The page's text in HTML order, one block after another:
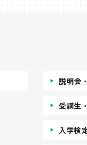
説明会
受講生
入学検